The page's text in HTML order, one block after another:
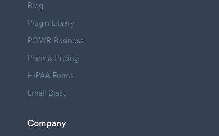
Blog
Plugin Library
POWR Business
Plans & Pricing
HIPAA Forms
Email Blast
Company